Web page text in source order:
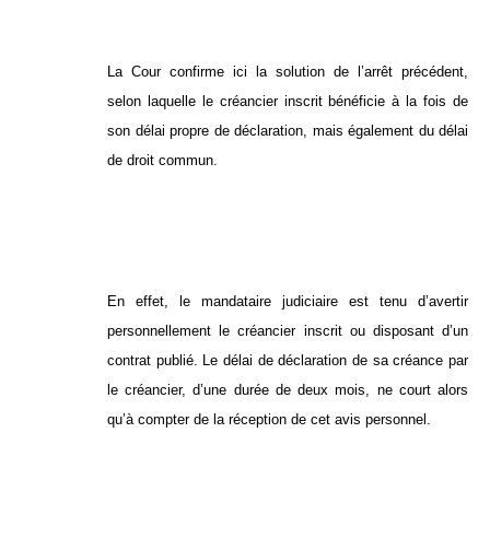
La Cour confirme ici la solution de l’arrêt précédent,
selon laquelle le créancier inscrit bénéficie à la fois de
son délai propre de déclaration, mais également du délai
de droit commun.
En effet, le mandataire judiciaire est tenu d’avertir
personnellement le créancier inscrit ou disposant d’un
contrat publié. Le délai de déclaration de sa créance par
le créancier, d’une durée de deux mois, ne court alors
qu’à compter de la réception de cet avis personnel.